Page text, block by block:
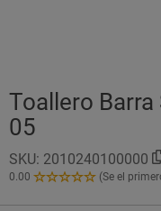
Toallero Barra
05
SKU: 2010240100000
0.00
0.00
(Se el